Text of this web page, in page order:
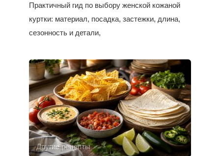
Практичный гид по выбору женской кожаной
куртки: материал, посадка, застежки, длина,
сезонность и детали,
Другие рецепты